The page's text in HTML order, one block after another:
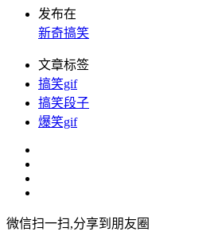
发布在
新奇搞笑
文章标签
搞笑gif
搞笑段子
爆笑gif
微信扫一扫,分享到朋友圈